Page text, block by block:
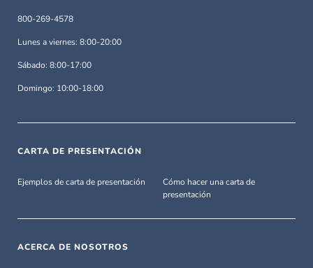
800-269-4578
Lunes a viernes: 8:00-20:00
Sábado: 8:00-17:00
Domingo: 10:00-18:00
CARTA DE PRESENTACIÓN
Ejemplos de carta de presentación
Cómo hacer una carta de
presentación
ACERCA DE NOSOTROS